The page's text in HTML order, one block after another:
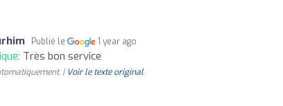
Publié le 1 year ago
Très bon service
| Voir le texte original